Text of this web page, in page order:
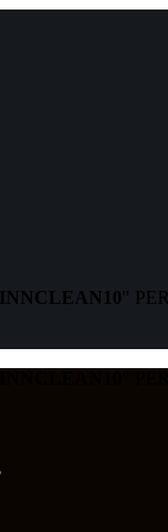
INNCLEAN10"